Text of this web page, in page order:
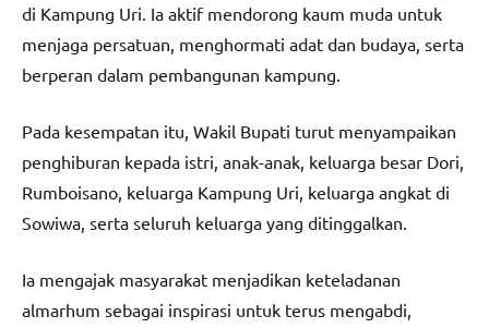
di Kampung Uri. Ia aktif mendorong kaum muda untuk
menjaga persatuan, menghormati adat dan budaya, serta
berperan dalam pembangunan kampung.
Pada kesempatan itu, Wakil Bupati turut menyampaikan
penghiburan kepada istri, anak-anak, keluarga besar Dori,
Rumboisano, keluarga Kampung Uri, keluarga angkat di
Sowiwa, serta seluruh keluarga yang ditinggalkan.
Ia mengajak masyarakat menjadikan keteladanan
almarhum sebagai inspirasi untuk terus mengabdi,